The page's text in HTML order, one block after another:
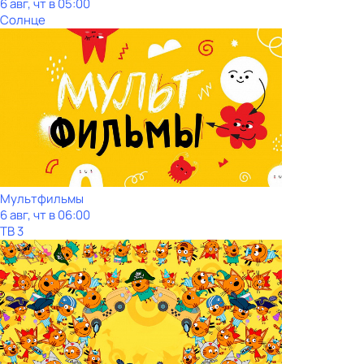
6 авг, чт в 05:00
Солнце
Мультфильмы
6 авг, чт в 06:00
ТВ 3